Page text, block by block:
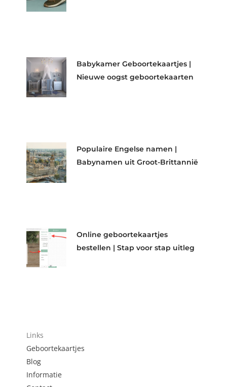
Babykamer Geboortekaartjes |
Nieuwe oogst geboortekaarten
Populaire Engelse namen |
Babynamen uit Groot-Brittannië
Online geboortekaartjes
bestellen | Stap voor stap uitleg
Links
Geboortekaartjes
Blog
Informatie